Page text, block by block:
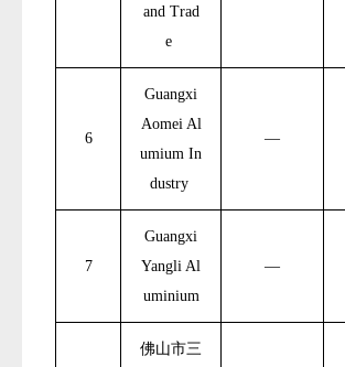
and Trad
e
6
Guangxi
Aomei Al
umium In
dustry
—
7
Guangxi
Yangli Al
uminium
—
佛山市三